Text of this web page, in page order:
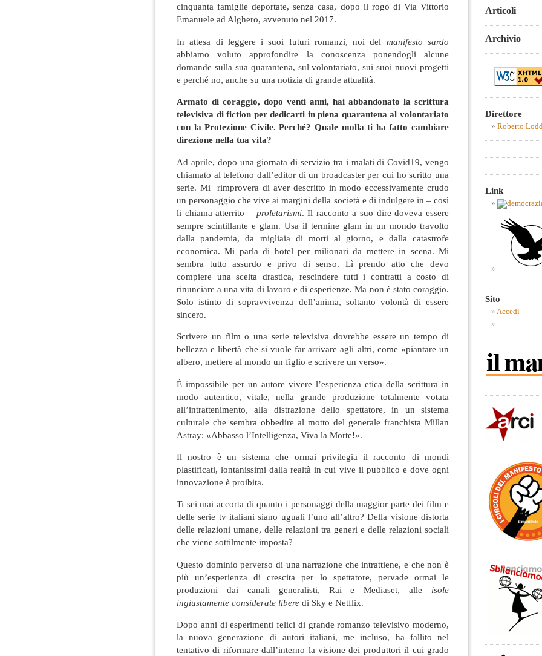
cinquanta famiglie deportate, senza casa, dopo il rogo di Via Vittorio
Emanuele ad Alghero, avvenuto nel 2017.
In attesa di leggere i suoi futuri romanzi, noi del manifesto sardo
abbiamo voluto approfondire la conoscenza ponendogli alcune
domande sulla sua quarantena, sul volontariato, sui suoi nuovi progetti
e perché no, anche su una notizia di grande attualità.
Armato di coraggio, dopo venti anni, hai abbandonato la scrittura
televisiva di fiction per dedicarti in piena quarantena al volontariato
con la Protezione Civile. Perché? Quale molla ti ha fatto cambiare
direzione nella tua vita?
Ad aprile, dopo una giornata di servizio tra i malati di Covid19, vengo
chiamato al telefono dall’editor di un broadcaster per cui ho scritto una
serie. Mi rimprovera di aver descritto in modo eccessivamente crudo
un personaggio che vive ai margini della società e di indulgere in – così
li chiama atterrito – proletarismi. Il racconto a suo dire doveva essere
sempre scintillante e glam. Usa il termine glam in un mondo travolto
dalla pandemia, da migliaia di morti al giorno, e dalla catastrofe
economica. Mi parla di hotel per milionari da mettere in scena. Mi
sembra tutto assurdo e privo di senso. Lì prendo atto che devo
compiere una scelta drastica, rescindere tutti i contratti a costo di
rinunciare a una vita di lavoro e di esperienze. Ma non è stato coraggio.
Solo istinto di sopravvivenza dell’anima, soltanto volontà di essere
sincero.
Scrivere un film o una serie televisiva dovrebbe essere un tempo di
bellezza e libertà che si vuole far arrivare agli altri, come «piantare un
albero, mettere al mondo un figlio e scrivere un verso».
È impossibile per un autore vivere l’esperienza etica della scrittura in
modo autentico, vitale, nella grande produzione totalmente votata
all’intrattenimento, alla distrazione dello spettatore, in un sistema
culturale che sembra obbedire al motto del generale franchista Millan
Astray: «Abbasso l’Intelligenza, Viva la Morte!».
Il nostro è un sistema che ormai privilegia il racconto di mondi
plastificati, lontanissimi dalla realtà in cui vive il pubblico e dove ogni
innovazione è proibita.
Ti sei mai accorta di quanto i personaggi della maggior parte dei film e
delle serie tv italiani siano uguali l’uno all’altro? Della visione distorta
delle relazioni umane, delle relazioni tra generi e delle relazioni sociali
che viene sottilmente imposta?
Questo dominio perverso di una narrazione che intrattiene, e che non è
più un’esperienza di crescita per lo spettatore, pervade ormai le
produzioni dai canali generalisti, Rai e Mediaset, alle isole
ingiustamente considerate libere di Sky e Netflix.
Dopo anni di esperimenti felici di grande romanzo televisivo moderno,
la nuova generazione di autori italiani, me incluso, ha fallito nel
tentativo di riformare dall’interno la visione dei produttori il cui grado
Articoli
Archivio
Direttore
Roberto
Link
Sito
Accedi